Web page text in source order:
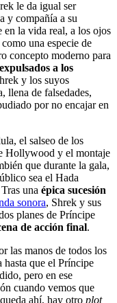
le da igual ser
y compañía a su
la vida real, a los ojos
una especie de
concepto moderno para
a los
y los suyos
llena de falsedades,
por no encajar en
el salseo de los
Hollywood y el montaje
que durante la gala,
sea el Hada
una épica sucesión
sonora, Shrek y sus
planes de Príncipe
de acción final.
las manos de todos los
hasta que el Príncipe
pero en ese
cuando vemos que
ahí, hay otro plot